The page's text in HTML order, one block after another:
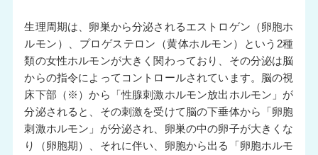
生理周期は、卵巣から分泌されるエストロゲン（卵胞ホ
ルモン）、プロゲステロン（黄体ホルモン）という2種
類の女性ホルモンが大きく関わっており、その分泌は脳
からの指令によってコントロールされています。脳の視
床下部（※）から「性腺刺激ホルモン放出ホルモン」が
分泌されると、その刺激を受けて脳の下垂体から「卵胞
刺激ホルモン」が分泌され、卵巣の中の卵子が大きくな
り（卵胞期）、それに伴い、卵胞から出る「卵胞ホルモ